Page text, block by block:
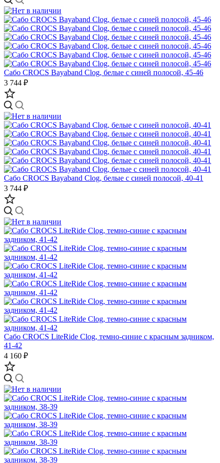
Сабо CROCS Bayaband Clog, белые с синей полосой, 45-46
3 744 ₽
Сабо CROCS Bayaband Clog, белые с синей полосой, 40-41
3 744 ₽
Сабо CROCS LiteRide Clog, темно-синие с красным задником,
41-42
4 160 ₽